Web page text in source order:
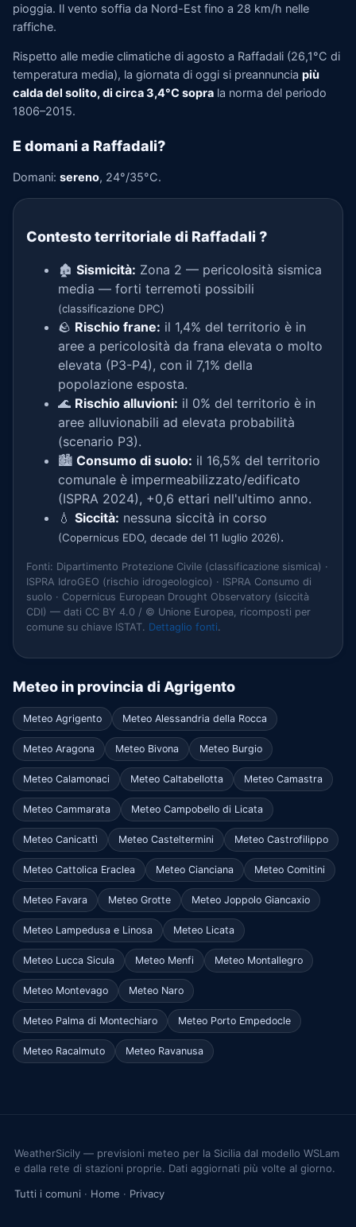
pioggia. Il vento soffia da Nord-Est fino a 28 km/h nelle
raffiche.
Rispetto alle medie climatiche di agosto a Raffadali (26,1°C di
temperatura media), la giornata di oggi si preannuncia più
calda del solito, di circa 3,4°C sopra la norma del periodo
1806–2015.
E domani a Raffadali?
Domani: sereno, 24°/35°C.
Contesto territoriale di Raffadali ?
🏚️ Sismicità: Zona 2 — pericolosità sismica
media — forti terremoti possibili
(classificazione DPC)
🪨 Rischio frane: il 1,4% del territorio è in
aree a pericolosità da frana elevata o molto
elevata (P3-P4), con il 7,1% della
popolazione esposta.
🌊 Rischio alluvioni: il 0% del territorio è in
aree alluvionabili ad elevata probabilità
(scenario P3).
🏙️ Consumo di suolo: il 16,5% del territorio
comunale è impermeabilizzato/edificato
(ISPRA 2024), +0,6 ettari nell'ultimo anno.
💧 Siccità: nessuna siccità in corso
(Copernicus EDO, decade del 11 luglio 2026).
Fonti: Dipartimento Protezione Civile (classificazione sismica) ·
ISPRA IdroGEO (rischio idrogeologico) · ISPRA Consumo di
suolo · Copernicus European Drought Observatory (siccità
CDI) — dati CC BY 4.0 / © Unione Europea, ricomposti per
comune su chiave ISTAT. Dettaglio fonti.
Meteo in provincia di Agrigento
Meteo Agrigento Meteo Alessandria della Rocca
Meteo Aragona Meteo Bivona Meteo Burgio
Meteo Calamonaci Meteo Caltabellotta Meteo Camastra
Meteo Cammarata Meteo Campobello di Licata
Meteo Canicattì Meteo Casteltermini Meteo Castrofilippo
Meteo Cattolica Eraclea Meteo Cianciana Meteo Comitini
Meteo Favara Meteo Grotte Meteo Joppolo Giancaxio
Meteo Lampedusa e Linosa Meteo Licata
Meteo Lucca Sicula Meteo Menfi Meteo Montallegro
Meteo Montevago Meteo Naro
Meteo Palma di Montechiaro Meteo Porto Empedocle
Meteo Racalmuto Meteo Ravanusa
WeatherSicily — previsioni meteo per la Sicilia dal modello WSLam
e dalla rete di stazioni proprie. Dati aggiornati più volte al giorno.
Tutti i comuni · Home · Privacy